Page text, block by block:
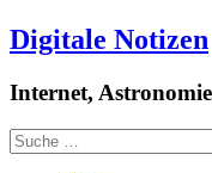
Digitale Notizen
Internet,